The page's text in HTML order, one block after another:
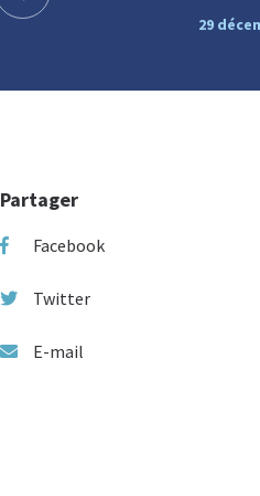
29
Partager
Facebook
Twitter
E-mail